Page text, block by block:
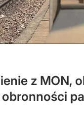
z MON,